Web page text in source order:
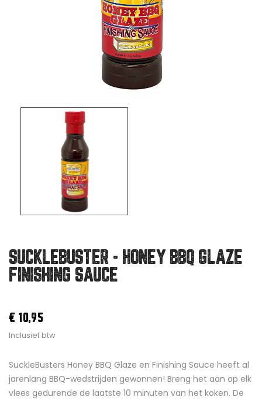
SUCKLEBUSTER - HONEY BBQ GLAZE
FINISHING SAUCE
€ 10,95
Inclusief btw
SuckleBusters Honey BBQ Glaze en Finishing Sauce heeft al
jarenlang BBQ-wedstrijden gewonnen! Breng het aan op elk
vlees gedurende de laatste 10 minuten van het koken. De